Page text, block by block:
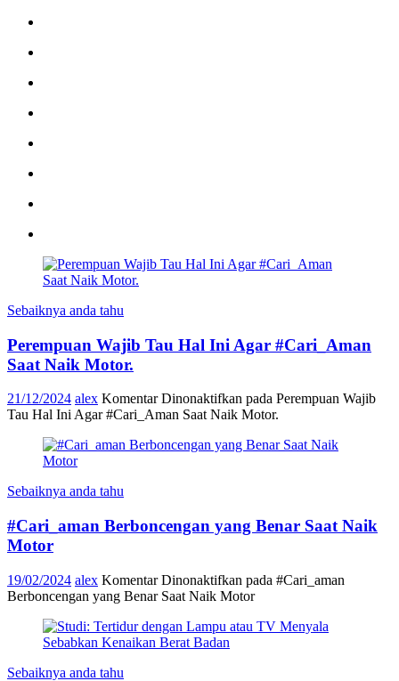
Sebaiknya anda tahu
Perempuan Wajib Tau Hal Ini Agar #Cari_Aman
Saat Naik Motor.
21/12/2024 alex Komentar Dinonaktifkan pada Perempuan Wajib
Tau Hal Ini Agar #Cari_Aman Saat Naik Motor.
Sebaiknya anda tahu
#Cari_aman Berboncengan yang Benar Saat Naik
Motor
19/02/2024 alex Komentar Dinonaktifkan pada #Cari_aman
Berboncengan yang Benar Saat Naik Motor
Sebaiknya anda tahu